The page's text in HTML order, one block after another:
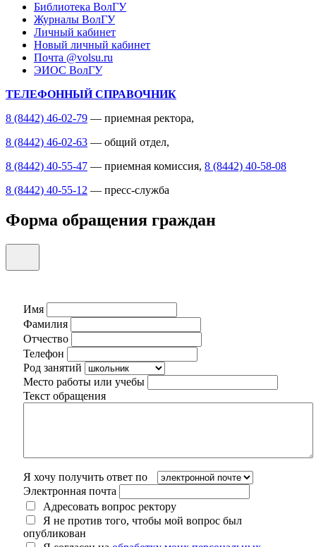
Библиотека ВолГУ
Журналы ВолГУ
Личный кабинет
Новый личный кабинет
Почта @volsu.ru
ЭИОС ВолГУ
ТЕЛЕФОННЫЙ СПРАВОЧНИК
8 (8442) 46-02-79 — приемная ректора,
8 (8442) 46-02-63 — общий отдел,
8 (8442) 40-55-47 — приемная комиссия, 8 (8442) 40-58-08
8 (8442) 40-55-12 — пресс-служба
Форма обращения граждан
Имя
Фамилия
Отчество
Телефон
Род занятий
Место работы или учебы
Текст обращения
Я хочу получить ответ по
Электронная почта
Адресовать вопрос ректору
Я не против того, чтобы мой вопрос был
опубликован